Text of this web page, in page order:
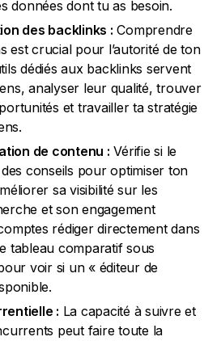
données dont tu as besoin.
des backlinks : Comprendre
est crucial pour l’autorité de ton
dédiés aux backlinks servent
analyser leur qualité, trouver
et travailler ta stratégie
de contenu : Vérifie si le
conseils pour optimiser ton
sa visibilité sur les
et son engagement
rédiger directement dans
tableau comparatif sous
voir si un « éditeur de
: La capacité à suivre et
peut faire toute la